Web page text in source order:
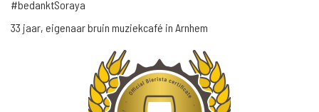
#bedanktSoraya
33 jaar, eigenaar bruin muziekcafé in Arnhem